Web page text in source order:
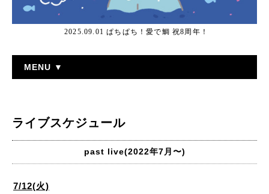
2025.09.01 ぱちぱち！愛で鯛 祝8周年！
MENU ▼
ライブスケジュール
past live(2022年7月〜)
7/12(火)